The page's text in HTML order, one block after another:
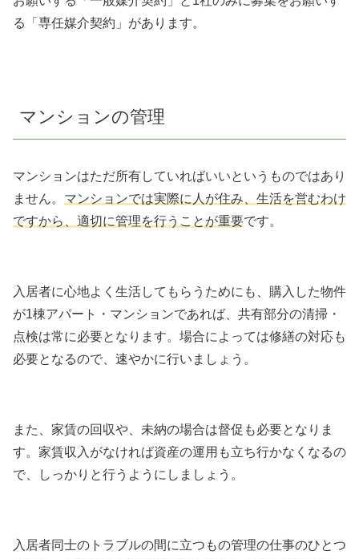
る「専任媒介契約」があります。
マンションの管理
マンションはただ所有していればいいというものではあり
ません。 マンションでは実際に人が住み、生活を営むわけ
ですから、適切に管理を行うことが重要です。
入居者に心地よく生活してもらうためにも、購入した物件
が1棟アパート・マンションであれば、共有部分の清掃・
点検は常に必要となります。 場合によっては修繕の対応も
必要となるので、速やかに行いましょう。
また、家賃の回収や、未納の場合は督促も必要となりま
す。家賃収入がなければ資産の運用も立ち行かなくなるの
で、しっかりと行うようにしましょう。
入居者同士のトラブルの間に立つもの管理の仕事のひとつ